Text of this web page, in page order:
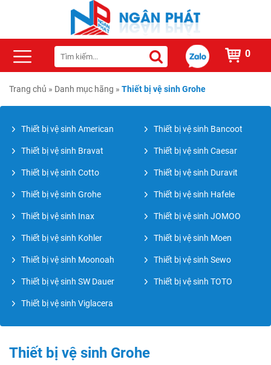
0
Trang chủ » Danh mục hãng » Thiết bị vệ sinh Grohe
Thiết bị vệ sinh American Thiết bị vệ sinh Bancoot
Thiết bị vệ sinh Bravat Thiết bị vệ sinh Caesar
Thiết bị vệ sinh Cotto Thiết bị vệ sinh Duravit
Thiết bị vệ sinh Grohe Thiết bị vệ sinh Hafele
Thiết bị vệ sinh Inax Thiết bị vệ sinh JOMOO
Thiết bị vệ sinh Kohler Thiết bị vệ sinh Moen
Thiết bị vệ sinh Moonoah Thiết bị vệ sinh Sewo
Thiết bị vệ sinh SW Dauer Thiết bị vệ sinh TOTO
Thiết bị vệ sinh Viglacera
Thiết bị vệ sinh Grohe